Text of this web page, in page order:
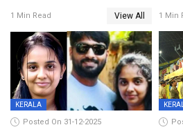
കിടപ്പുമുറിയില്‍ തൂങ്ങി മരിച്ച
നിലയിൽ
1 Min Read View All 1 Min
KERALA
Posted On 31-12-2025